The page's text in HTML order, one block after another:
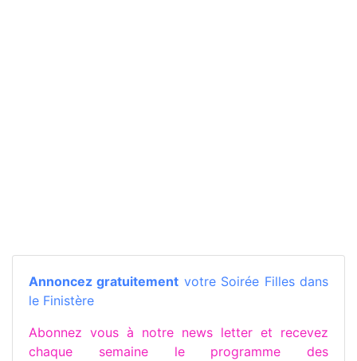
Annoncez gratuitement votre Soirée Filles dans
le Finistère
Abonnez vous à notre news letter et recevez
chaque semaine le programme des